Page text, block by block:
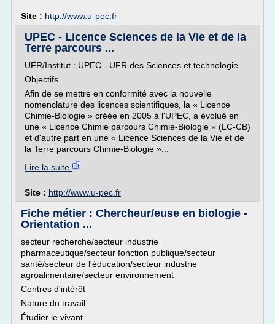
Site : http://www.u-pec.fr
UPEC - Licence Sciences de la Vie et de la
Terre parcours ...
UFR/Institut : UPEC - UFR des Sciences et technologie
Objectifs
Afin de se mettre en conformité avec la nouvelle
nomenclature des licences scientifiques, la « Licence
Chimie-Biologie » créée en 2005 à l'UPEC, a évolué en
une « Licence Chimie parcours Chimie-Biologie » (LC-CB)
et d'autre part en une « Licence Sciences de la Vie et de
la Terre parcours Chimie-Biologie »...
Lire la suite
Site : http://www.u-pec.fr
Fiche métier : Chercheur/euse en biologie -
Orientation ...
secteur recherche/secteur industrie
pharmaceutique/secteur fonction publique/secteur
santé/secteur de l'éducation/secteur industrie
agroalimentaire/secteur environnement
Centres d'intérêt
Nature du travail
Étudier le vivant